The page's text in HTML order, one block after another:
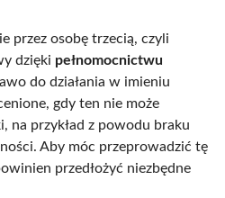
przez osobę trzecią, czyli
dzięki pełnomocnictwu
do działania w imieniu
gdy ten nie może
na przykład z powodu braku
Aby móc przeprowadzić tę
przedłożyć niezbędne